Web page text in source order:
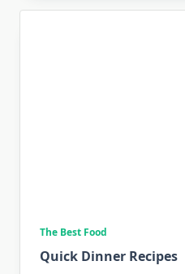
The Best Food
Quick Dinner Recipes